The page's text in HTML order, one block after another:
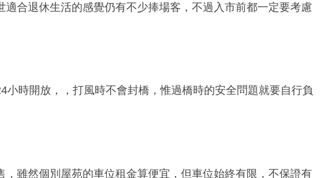
合退休生活的感覺仍有不少捧場客，不過入市前都一定要考慮
小時開放，，打風時不會封橋，惟過橋時的安全問題就要自行負
雖然個別屋苑的車位租金算便宜，但車位始終有限，不保證有